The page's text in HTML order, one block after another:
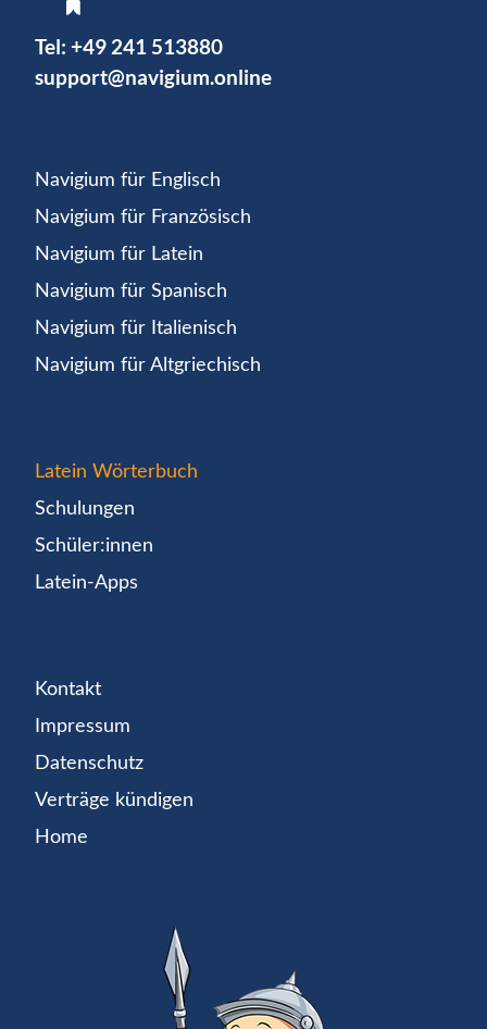
Tel: +49 241 513880
support@navigium.online
Navigium für Englisch
Navigium für Französisch
Navigium für Latein
Navigium für Spanisch
Navigium für Italienisch
Navigium für Altgriechisch
Latein Wörterbuch
Schulungen
Schüler:innen
Latein-Apps
Kontakt
Impressum
Datenschutz
Verträge kündigen
Home